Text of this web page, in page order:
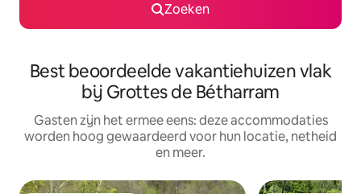
Zoeken
Best beoordeelde vakantiehuizen vlak
bij Grottes de Bétharram
Gasten zijn het ermee eens: deze accommodaties
worden hoog gewaardeerd voor hun locatie, netheid
en meer.